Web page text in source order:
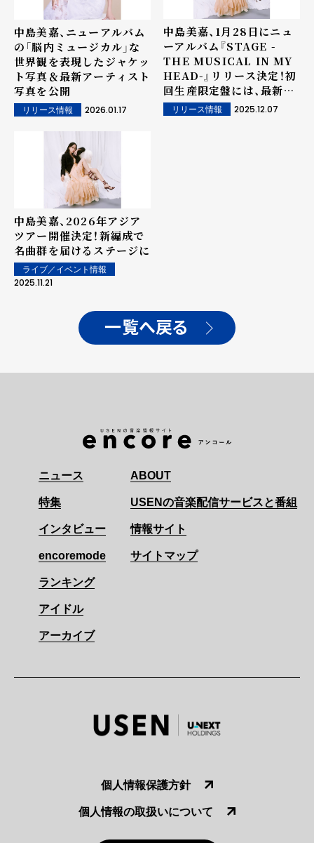
中島美嘉、ニューアルバム
の「脳内ミュージカル」な
世界観を表現したジャケッ
ト写真＆最新アーティスト
写真を公開
リリース情報 2026.01.17
中島美嘉、1月28日にニュ
ーアルバム『STAGE -
THE MUSICAL IN MY
HEAD-』リリース決定！初
回生産限定盤には、最新ア
ジアツアーファイナルのソ
ウル公演を全曲収録
リリース情報 2025.12.07
中島美嘉、2026年アジア
ツアー開催決定！新編成で
名曲群を届けるステージに
ライブ／イベント情報
2025.11.21
一覧へ戻る
ニュース
特集
インタビュー
encoremode
ランキング
アイドル
アーカイブ
ABOUT
USENの音楽配信サービスと番組
情報サイト
サイトマップ
個人情報保護方針
個人情報の取扱いについて